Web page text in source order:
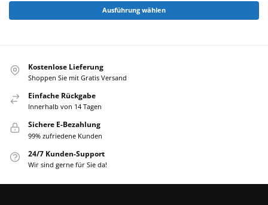
Ausführung wählen
Kostenlose Lieferung
Shoppen Sie mit Gratis Versand
Einfache Rückgabe
Innerhalb von 14 Tagen
Sichere E-Bezahlung
99% zufriedene Kunden
24/7 Kunden-Support
Wir sind gerne für Sie da!